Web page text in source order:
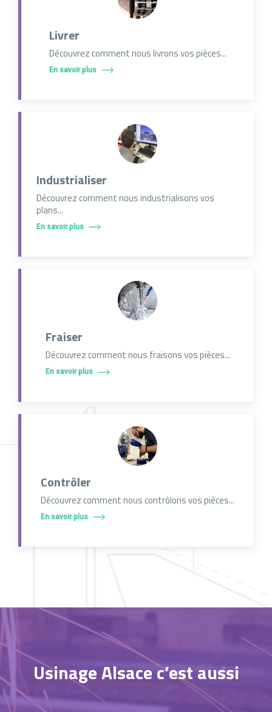
Livrer
Découvrez comment nous livrons vos pièces...
En savoir plus
Industrialiser
Découvrez comment nous industrialisons vos
plans...
En savoir plus
Fraiser
Découvrez comment nous fraisons vos pièces...
En savoir plus
Contrôler
Découvrez comment nous contrôlons vos pièces...
En savoir plus
Usinage Alsace c’est aussi